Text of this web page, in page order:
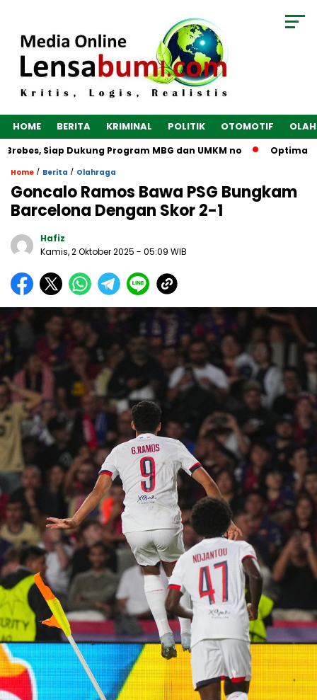
HOME BERITA KRIMINAL POLITIK OTOMOTIF
Siap Dukung Program MBG dan UMKM no Optimalkan
Home / Berita / Olahraga
Goncalo Ramos Bawa PSG Bungkam
Barcelona Dengan Skor 2-1
Hafiz
Kamis, 2 Oktober 2025 - 05:09 WIB